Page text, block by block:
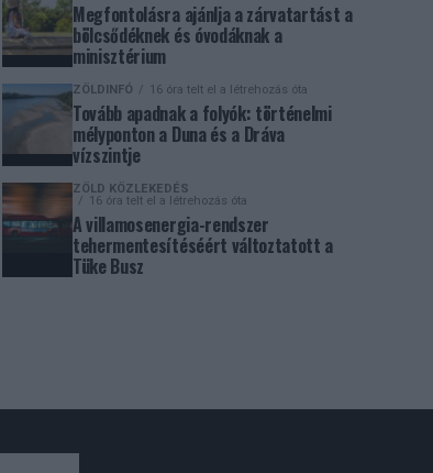
Megfontolásra ajánlja a zárvatartást a
bölcsődéknek és óvodáknak a
minisztérium
ZÖLDINFÓ 16 óra telt el a létrehozás óta
Tovább apadnak a folyók: történelmi
mélyponton a Duna és a Dráva
vízszintje
ZÖLD KÖZLEKEDÉS
16 óra telt el a létrehozás óta
A villamosenergia-rendszer
tehermentesítéséért változtatott a
Tüke Busz